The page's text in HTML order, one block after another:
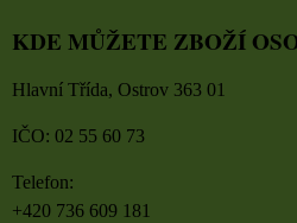
KDE MŮŽETE ZBOŽÍ
Hlavní Třída, Ostrov 363 01
IČO: 02 55 60 73
Telefon:
+420 736 609 181